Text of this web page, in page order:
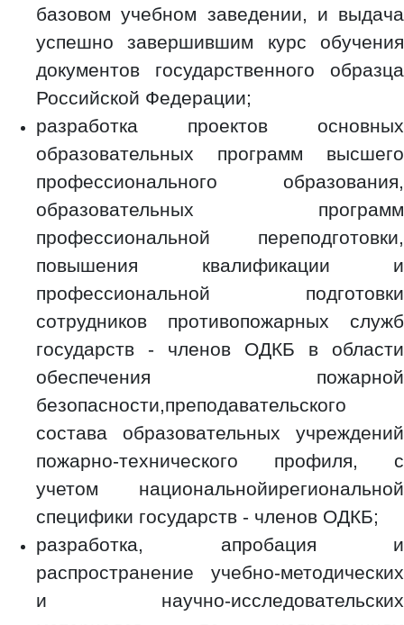
базовом учебном заведении, и выдача
успешно завершившим курс обучения
документов государственного образца
Российской Федерации;
разработка проектов основных
образовательных программ высшего
профессионального образования,
образовательных программ
профессиональной переподготовки,
повышения квалификации и
профессиональной подготовки
сотрудников противопожарных служб
государств - членов ОДКБ в области
обеспечения пожарной
безопасности,преподавательского
состава образовательных учреждений
пожарно-технического профиля, с
учетом национальнойирегиональной
специфики государств - членов ОДКБ;
разработка, апробация и
распространение учебно-методических
и научно-исследовательских